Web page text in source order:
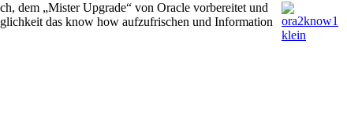
dem „Mister Upgrade“ von Oracle vorbereitet und
das know how aufzufrischen und Information